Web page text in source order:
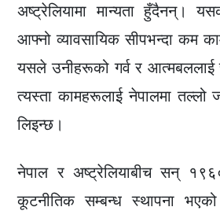
अष्ट्रेलियामा मान्यता हुँदैनन्।
आफ्नो व्यावसायिक सीपभन्दा कम
यसले उनीहरूको गर्व र आत्मबललाई
त्यस्ता कामहरूलाई नेपालमा तल्लो
लिइन्छ।
नेपाल र अष्ट्रेलियाबीच सन्
कूटनीतिक सम्बन्ध स्थापना